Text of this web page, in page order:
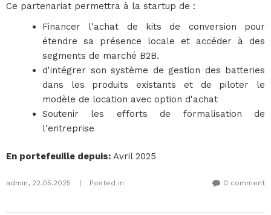
Ce partenariat permettra à la startup de :
Financer l'achat de kits de conversion pour
étendre sa présence locale et accéder à des
segments de marché B2B.
d'intégrer son système de gestion des batteries
dans les produits existants et de piloter le
modèle de location avec option d'achat
Soutenir les efforts de formalisation de
l'entreprise
En portefeuille depuis: Avril 2025
admin, 22.05.2025 Posted in 0 comment